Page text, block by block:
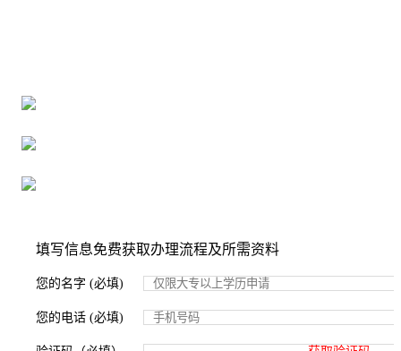
填写信息免费获取办理流程及所需资料
您的名字 (必填)
您的电话 (必填)